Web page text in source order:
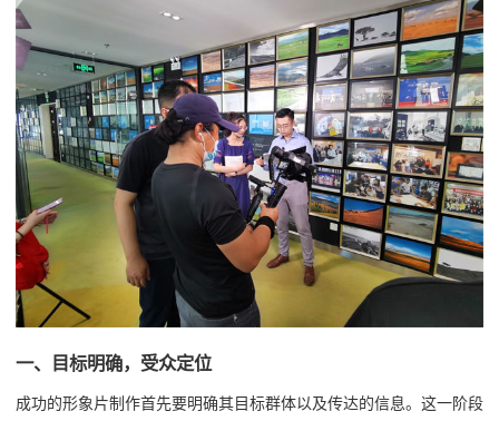
一、目标明确，受众定位
成功的形象片制作首先要明确其目标群体以及传达的信息。这一阶段